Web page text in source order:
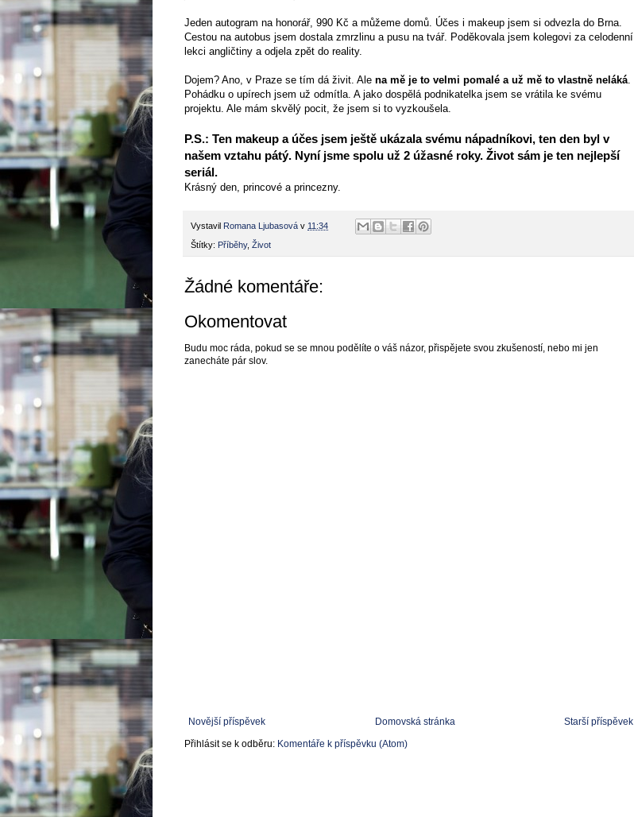
Jeden autogram na honorář, 990 Kč a můžeme domů. Účes i makeup jsem si odvezla do Brna.
Cestou na autobus jsem dostala zmrzlinu a pusu na tvář. Poděkovala jsem kolegovi za celodenní
lekci angličtiny a odjela zpět do reality.
Dojem? Ano, v Praze se tím dá živit. Ale na mě je to velmi pomalé a už mě to vlastně neláká
Pohádku o upírech jsem už odmítla. A jako dospělá podnikatelka jsem se vrátila ke svému
projektu. Ale mám skvělý pocit, že jsem si to vyzkoušela.
P.S.: Ten makeup a účes jsem ještě ukázala svému nápadníkovi, ten den byl v
našem vztahu pátý. Nyní jsme spolu už 2 úžasné roky. Život sám je ten nejlepší
seriál.
Krásný den, princové a princezny.
Vystavil Romana Ljubasová v 11:34
Štítky: Příběhy, Život
Žádné komentáře:
Okomentovat
Budu moc ráda, pokud se se mnou podělíte o váš názor, přispějete svou zkušeností, nebo mi jen
zanecháte pár slov.
Novější příspěvek Starší příspěvek
Domovská stránka
Přihlásit se k odběru: Komentáře k příspěvku (Atom)